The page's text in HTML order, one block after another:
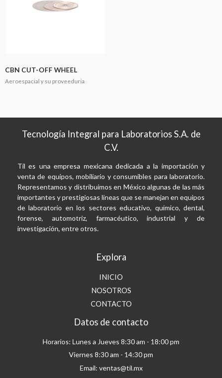
CBN CUT-OFF WHEEL
Aeroespacial y su proveeduria
Tecnología Integral para Laboratorios S.A. de
C.V.
Til es una empresa mexicana dedicada a la importación y
venta de equipos, mobiliario y consumibles para laboratorio.
Representamos y distribuimos en México algunas de las más
importantes y prestigiosas líneas que se manejan en equipos
de laboratorio en los sectores educativo, químico, dental,
forense, automotriz, farmacéutico, industrial y de
investigación, entre otros.
Explora
INICIO
NOSOTROS
CONTACTO
Datos de contacto
Horarios: Lunes a Jueves 8:30 am - 18:00 pm
Viernes 8:30 am - 14:30 pm
Email: ventas@til.mx